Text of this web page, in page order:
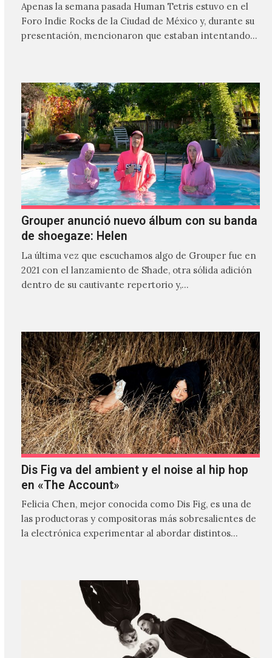
Apenas la semana pasada Human Tetris estuvo en el
Foro Indie Rocks de la Ciudad de México y, durante su
presentación, mencionaron que estaban intentando…
Grouper anunció nuevo álbum con su banda
de shoegaze: Helen
La última vez que escuchamos algo de Grouper fue en
2021 con el lanzamiento de Shade, otra sólida adición
dentro de su cautivante repertorio y,…
Dis Fig va del ambient y el noise al hip hop
en «The Account»
Felicia Chen, mejor conocida como Dis Fig, es una de
las productoras y compositoras más sobresalientes de
la electrónica experimentar al abordar distintos